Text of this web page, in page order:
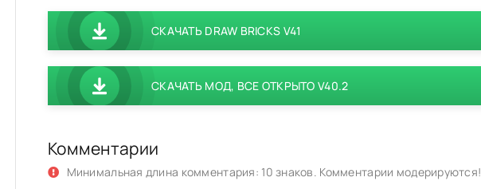
СКАЧАТЬ DRAW BRICKS V41
СКАЧАТЬ МОД, ВСЕ ОТКРЫТО V40.2
Комментарии
Минимальная длина комментария: 10 знаков. Комментарии модерируются!